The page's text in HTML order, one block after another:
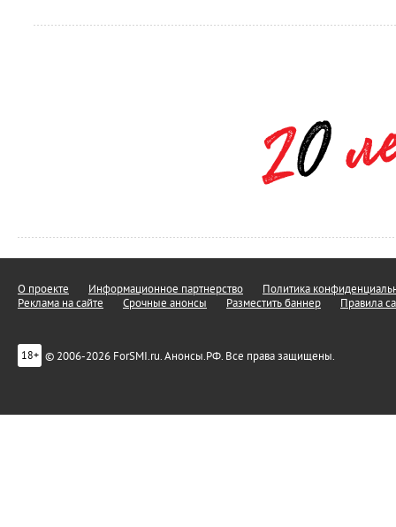
О проекте Информационное партнерство
Политика
Реклама на сайте
Срочные анонсы Разместить баннер Правила
18+ © 2006-2026 ForSMI.ru. Анонсы.РФ. Все права защищены.